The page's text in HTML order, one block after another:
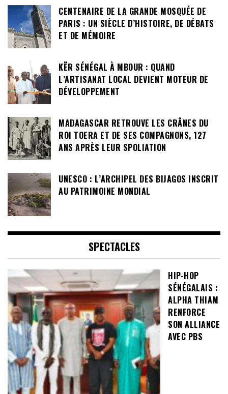
CENTENAIRE DE LA GRANDE MOSQUÉE DE
PARIS : UN SIÈCLE D’HISTOIRE, DE DÉBATS
ET DE MÉMOIRE
KËR SÉNÉGAL À MBOUR : QUAND
L’ARTISANAT LOCAL DEVIENT MOTEUR DE
DÉVELOPPEMENT
MADAGASCAR RETROUVE LES CRÂNES DU
ROI TOERA ET DE SES COMPAGNONS, 127
ANS APRÈS LEUR SPOLIATION
UNESCO : L’ARCHIPEL DES BIJAGOS INSCRIT
AU PATRIMOINE MONDIAL
SPECTACLES
HIP-HOP
SÉNÉGALAIS :
ALPHA THIAM
RENFORCE
SON ALLIANCE
AVEC PBS